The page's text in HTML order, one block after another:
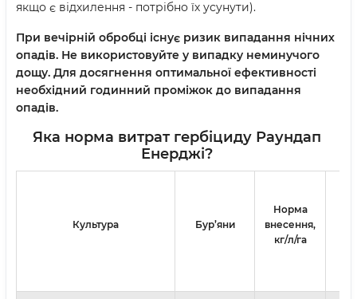
якщо є відхилення - потрібно їх усунути).
При вечірній обробці існує ризик випадання нічних
опадів. Не використовуйте у випадку неминучого
дощу. Для досягнення оптимальної ефективності
необхідний годинний проміжок до випадання
опадів.
Яка норма витрат гербіциду Раундап
Енерджі?
Культура Бур’яни
Норма
внесення,
кг/л/га